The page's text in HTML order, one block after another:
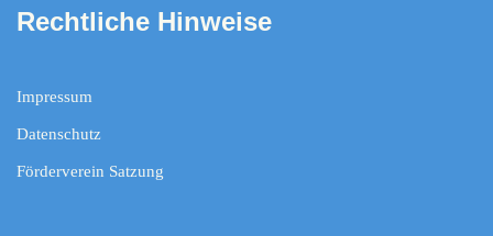
Rechtliche Hinweise
Impressum
Datenschutz
Förderverein Satzung